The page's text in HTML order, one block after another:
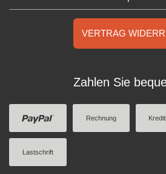
VERTRAG
Zahlen Sie
Rechnung
Lastschrift